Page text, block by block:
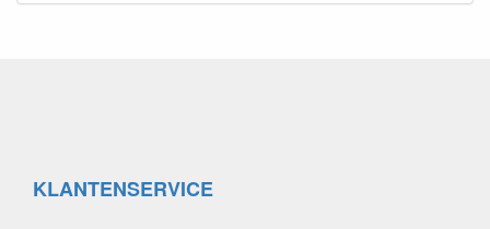
KLANTENSERVICE